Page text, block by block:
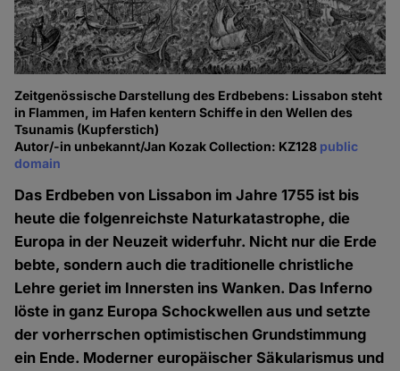
Zeitgenössische Darstellung des Erdbebens: Lissabon steht
in Flammen, im Hafen kentern Schiffe in den Wellen des
Tsunamis (Kupferstich)
Autor/-in unbekannt/Jan Kozak Collection: KZ128 public
domain
Das Erdbeben von Lissabon im Jahre 1755 ist bis
heute die folgenreichste Naturkatastrophe, die
Europa in der Neuzeit widerfuhr. Nicht nur die Erde
bebte, sondern auch die traditionelle christliche
Lehre geriet im Innersten ins Wanken. Das Inferno
löste in ganz Europa Schockwellen aus und setzte
der vorherrschen optimistischen Grundstimmung
ein Ende. Moderner europäischer Säkularismus und